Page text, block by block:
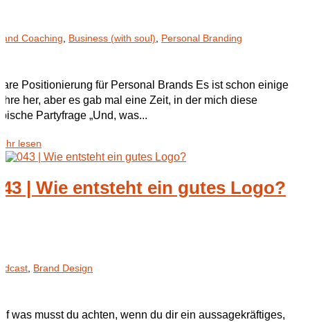
Coaching Business (with soul) Personal Branding
Positionierung für Personal Brands Es ist schon einige
her, aber es gab mal eine Zeit, in der mich diese
Partyfrage „Und, was...
lesen
| Wie entsteht ein gutes Logo?
, Brand Design
was musst du achten, wenn du dir ein aussagekräftiges,